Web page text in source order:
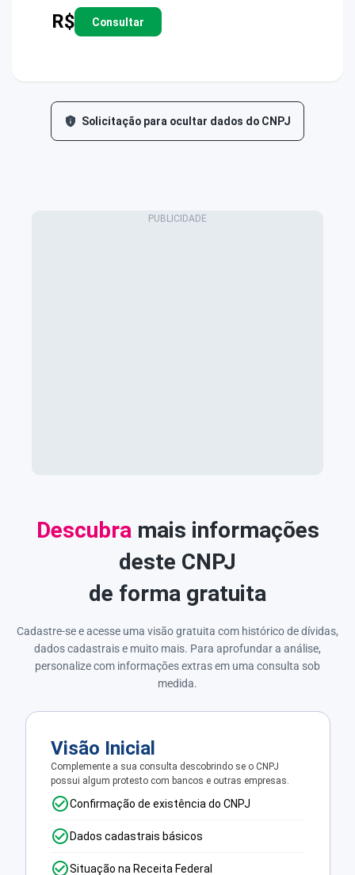
R$ Consultar
Solicitação para ocultar dados do CNPJ
Descubramais informações
deste CNPJ
de forma gratuita
Cadastre-se e acesse uma visão gratuita com histórico de dívidas,
dados cadastrais e muito mais. Para aprofundar a análise,
personalize com informações extras em uma consulta sob
medida.
Visão Inicial
Complemente a sua consulta descobrindo se o CNPJ
possui algum protesto com bancos e outras empresas.
Confirmação de existência do CNPJ
Dados cadastrais básicos
Situação na Receita Federal